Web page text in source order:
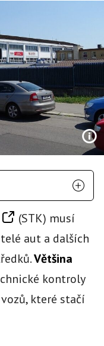
(STK) musí
aut a dalších
Většina
kontroly
které stačí